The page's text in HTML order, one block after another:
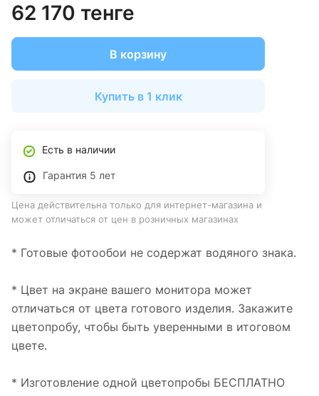
62 170 тенге
В корзину
Купить в 1 клик
Есть в наличии
Гарантия 5 лет
Цена действительна только для интернет-магазина и
может отличаться от цен в розничных магазинах
* Готовые фотообои не содержат водяного знака.
* Цвет на экране вашего монитора может
отличаться от цвета готового изделия. Закажите
цветопробу, чтобы быть уверенными в итоговом
цвете.
* Изготовление одной цветопробы БЕСПЛАТНО